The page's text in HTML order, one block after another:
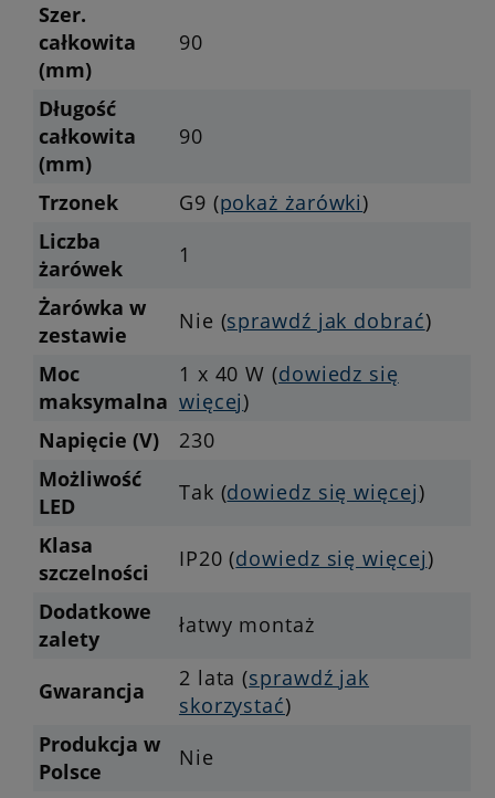
Szer.
całkowita
(mm)
90
Długość
całkowita
(mm)
90
Trzonek G9 (pokaż żarówki)
Liczba
żarówek
1
Żarówka w
zestawie
Nie (sprawdź jak dobrać)
Moc
maksymalna
1 x 40 W (dowiedz się
więcej)
Napięcie (V)
230
Możliwość
LED
Tak (dowiedz się więcej)
Klasa
szczelności
IP20 (dowiedz się więcej)
Dodatkowe
zalety
łatwy montaż
Gwarancja 2 lata (sprawdź jak
skorzystać)
Produkcja w
Polsce
Nie